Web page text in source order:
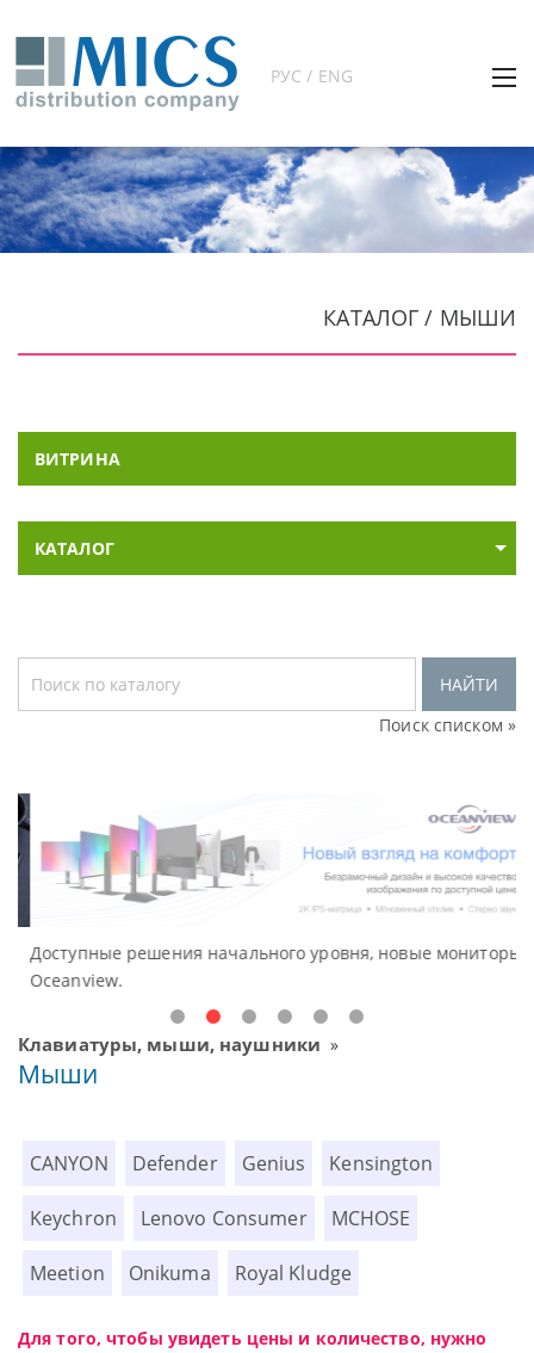
РУС / ENG
КАТАЛОГ / МЫШИ
ВИТРИНА
КАТАЛОГ
НАЙТИ
Поиск списком »
Доступные решения начального уровня, новые мониторы
Oceanview.
Клавиатуры, мыши, наушники »
Мыши
CANYON Defender Genius Kensington
Keychron Lenovo Consumer MCHOSE
Meetion Onikuma Royal Kludge
Для того, чтобы увидеть цены и количество, нужно